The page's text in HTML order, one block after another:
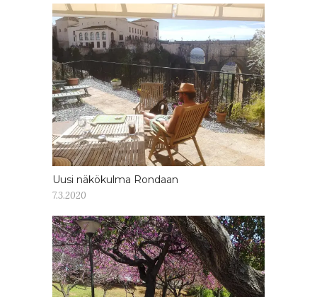
Uusi näkökulma Rondaan
7.3.2020